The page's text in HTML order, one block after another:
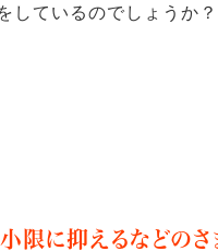
しているのでしょうか
限に抑えるなどの